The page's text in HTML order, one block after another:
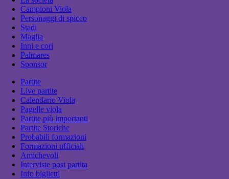
Campioni Viola
Personaggi di spicco
Stadi
Maglia
Inni e cori
Palmares
Sponsor
Partite
Live partite
Calendario Viola
Pagelle viola
Partite più importanti
Partite Storiche
Probabili formazioni
Formazioni ufficiali
Amichevoli
Interviste post partita
Info biglietti